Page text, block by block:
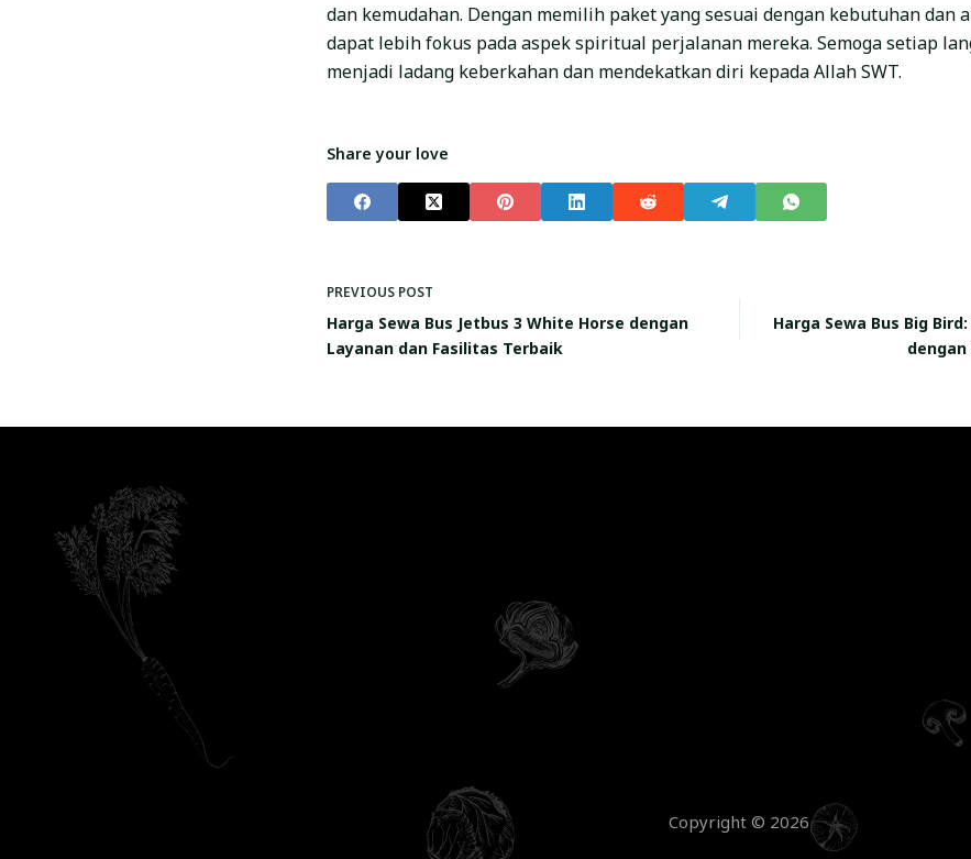
dan kemudahan. Dengan memilih paket yang sesuai dengan kebutuhan dan
dapat lebih fokus pada aspek spiritual perjalanan mereka. Semoga setiap
menjadi ladang keberkahan dan mendekatkan diri kepada Allah SWT.
Share your love
PREVIOUS POST
Harga Sewa Bus Jetbus 3 White Horse dengan
Layanan dan Fasilitas Terbaik
Harga Sewa Bus Big
Copyright © 2026